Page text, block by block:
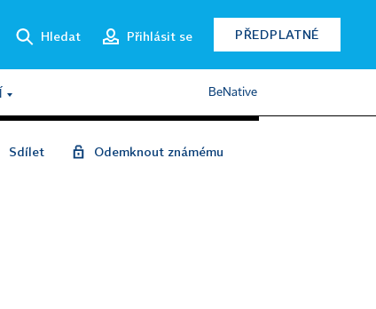
Hledat Přihlásit se PŘEDPLATNÉ
BeNative
Sdílet Odemknout známému